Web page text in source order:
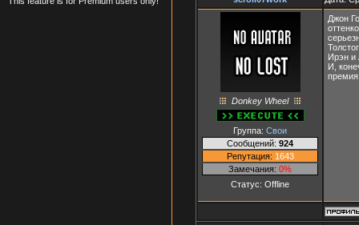
Donkey Wheel
Группа: Свои
Сообщений: 924
Репутация: 1643
Замечания: 0%
Статус: Offline
Джон
Ирэн и
И,
премия